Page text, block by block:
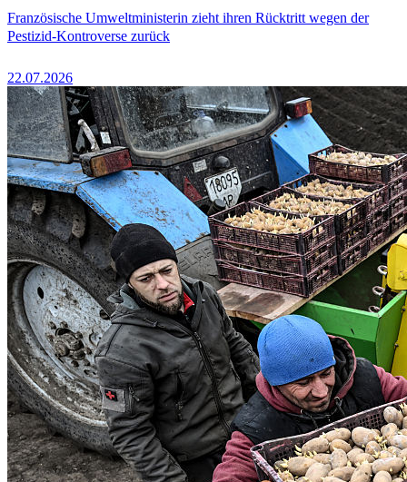
Französische Umweltministerin zieht ihren Rücktritt wegen der
Pestizid-Kontroverse zurück
22.07.2026